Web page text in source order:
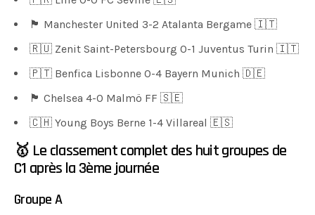
🏴󠁧󠁢󠁥󠁮󠁧󠁿 Manchester United 3-2 Atalanta Bergame 🇮🇹
🇷🇺 Zenit Saint-Petersbourg 0-1 Juventus Turin 🇮🇹
🇵🇹 Benfica Lisbonne 0-4 Bayern Munich 🇩🇪
🏴󠁧󠁢󠁥󠁮󠁧󠁿 Chelsea 4-0 Malmö FF 🇸🇪
🇨🇭 Young Boys Berne 1-4 Villareal 🇪🇸
🥇 Le classement complet des huit groupes de
C1 après la 3ème journée
Groupe A